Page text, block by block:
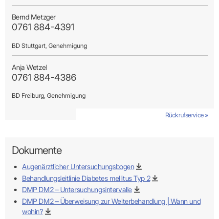
KIM als sicheren Übertragungsweg zur KVBW
Kommunikationskanal
an die KVBW übermitteln
Rückrufservice »
Rückrufservice »
Rückrufservice »
KIM als sicheren Übertragungsweg zur KVBW
Kommunikationskanal
an die KVBW übermitteln
Rückrufservice »
Rückrufservice »
Rückrufservice »
Bernd Metzger
0761 884-4391
BD Stuttgart, Genehmigung
Rückrufservice »
Anja Wetzel
0761 884-4386
BD Freiburg, Genehmigung
Rückrufservice »
Dokumente
Augenärztlicher Untersuchungsbogen
Behandlungsleitlinie Diabetes mellitus Typ 2
DMP DM2 – Untersuchungsintervalle
DMP DM2 – Überweisung zur Weiterbehandlung | Wann und
wohin?